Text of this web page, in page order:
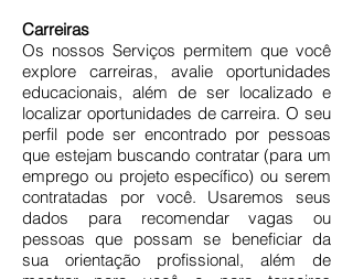
Carreiras
Os nossos Serviços permitem que você
explore carreiras, avalie oportunidades
educacionais, além de ser localizado e
localizar oportunidades de carreira. O seu
perfil pode ser encontrado por pessoas
que estejam buscando contratar (para um
emprego ou projeto específico) ou serem
contratadas por você. Usaremos seus
dados para recomendar vagas ou
pessoas que possam se beneficiar da
sua orientação profissional, além de